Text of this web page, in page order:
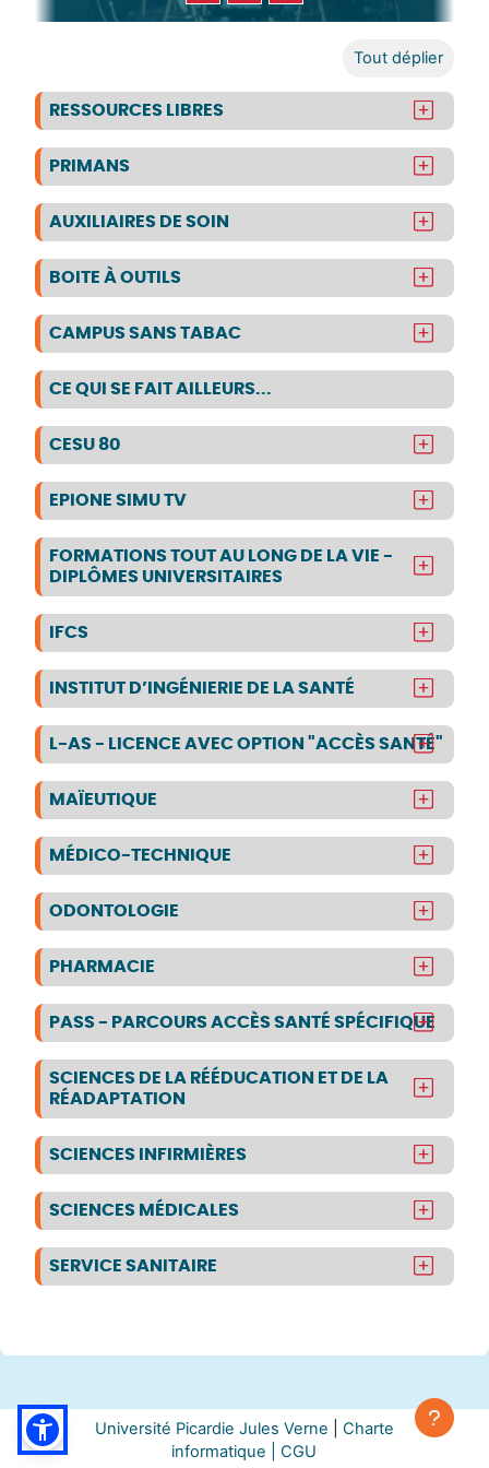
Tout déplier
RESSOURCES LIBRES
PRIMANS
AUXILIAIRES DE SOIN
BOITE À OUTILS
CAMPUS SANS TABAC
CE QUI SE FAIT AILLEURS...
CESU 80
EPIONE SIMU TV
FORMATIONS TOUT AU LONG DE LA VIE -
DIPLÔMES UNIVERSITAIRES
IFCS
INSTITUT D’INGÉNIERIE DE LA SANTÉ
L-AS - LICENCE AVEC OPTION "ACCÈS SANTÉ"
MAÏEUTIQUE
MÉDICO-TECHNIQUE
ODONTOLOGIE
PHARMACIE
PASS - PARCOURS ACCÈS SANTÉ SPÉCIFIQUE
SCIENCES DE LA RÉÉDUCATION ET DE LA
RÉADAPTATION
SCIENCES INFIRMIÈRES
SCIENCES MÉDICALES
SERVICE SANITAIRE
Université Picardie Jules Verne
Charte
informatique |
CGU